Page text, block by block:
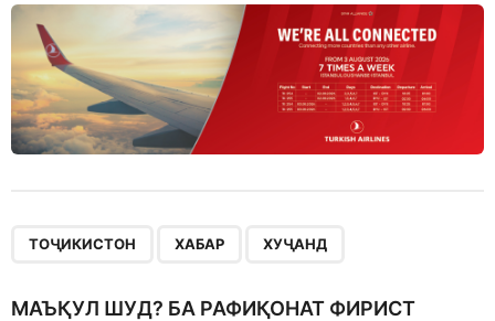
ТОҶИКИСТОН ХАБАР ХУҶАНД
МАЪҚУЛ ШУД? БА РАФИҚОНАТ ФИРИСТ